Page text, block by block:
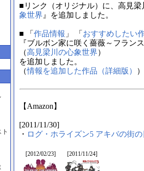
■リンク（オリジナル）に、高見
象世界』を追加しました。
■ 「 作品情報 」 「 おすすめしたい
『ブルボン家に咲く薔薇～フラ
（高見梁川の心象世界）
を追加しました。
（情報を追加した作品（詳細版） ）
【Amazon】
[2011/11/30]
・ ログ・ホライズン5 アキバの街
[2012/02/23] [2011/11/24]